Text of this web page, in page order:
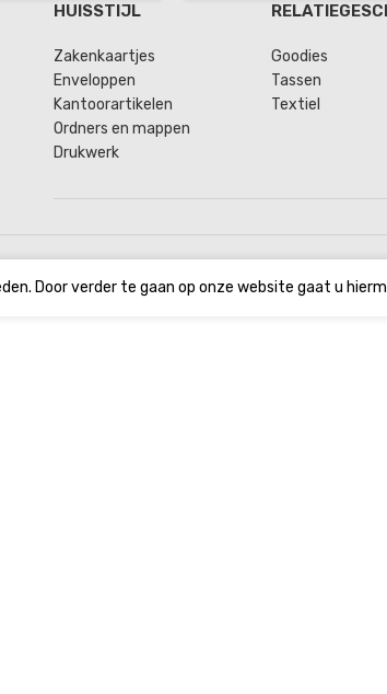
HUISSTIJL
Zakenkaartjes
Enveloppen
Kantoorartikelen
Ordners en mappen
Drukwerk
Goodies
Tassen
Textiel
Door verder te gaan op onze website gaat u